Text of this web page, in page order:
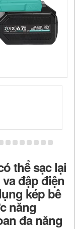
thể sạc lại
đập điện
kép bê
năng
đa năng